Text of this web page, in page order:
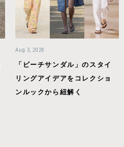
Aug 3, 2026
「ビーチサンダル」のスタイ
リングアイデアをコレクショ
ンルックから紐解く